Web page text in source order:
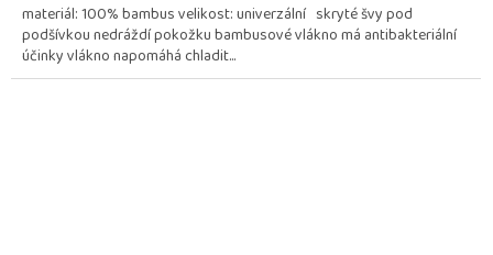
materiál: 100% bambus velikost: univerzální skryté švy pod
podšívkou nedráždí pokožku bambusové vlákno má antibakteriální
účinky vlákno napomáhá chladit...